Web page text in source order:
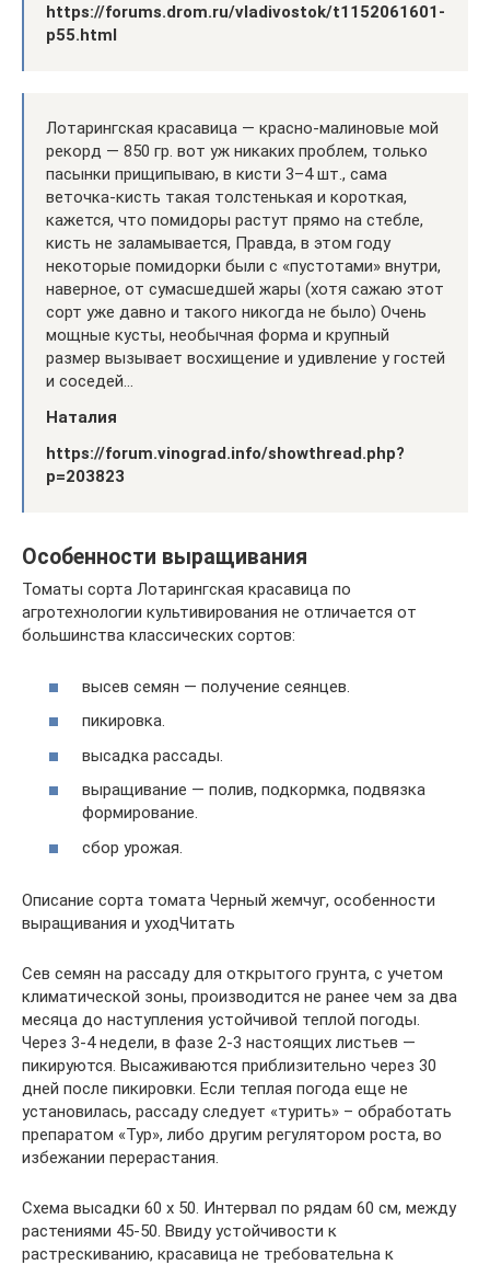
https://forums.drom.ru/vladivostok/t1152061601-
p55.html
Лотарингская красавица — красно-малиновые мой
рекорд — 850 гр. вот уж никаких проблем, только
пасынки прищипываю, в кисти 3–4 шт., сама
веточка-кисть такая толстенькая и короткая,
кажется, что помидоры растут прямо на стебле,
кисть не заламывается, Правда, в этом году
некоторые помидорки были с «пустотами» внутри,
наверное, от сумасшедшей жары (хотя сажаю этот
сорт уже давно и такого никогда не было) Очень
мощные кусты, необычная форма и крупный
размер вызывает восхищение и удивление у гостей
и соседей…
Наталия
https://forum.vinograd.info/showthread.php?
p=203823
Особенности выращивания
Томаты сорта Лотарингская красавица по
агротехнологии культивирования не отличается от
большинства классических сортов:
высев семян — получение сеянцев.
пикировка.
высадка рассады.
выращивание — полив, подкормка, подвязка
формирование.
сбор урожая.
Описание сорта томата Черный жемчуг, особенности
выращивания и уходЧитать
Сев семян на рассаду для открытого грунта, с учетом
климатической зоны, производится не ранее чем за два
месяца до наступления устойчивой теплой погоды.
Через 3-4 недели, в фазе 2-3 настоящих листьев —
пикируются. Высаживаются приблизительно через 30
дней после пикировки. Если теплая погода еще не
установилась, рассаду следует «турить» – обработать
препаратом «Тур», либо другим регулятором роста, во
избежании перерастания.
Схема высадки 60 х 50. Интервал по рядам 60 см, между
растениями 45-50. Ввиду устойчивости к
растрескиванию, красавица не требовательна к